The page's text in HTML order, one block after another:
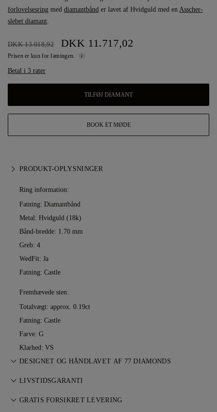
forlovelsesring med diamantbånd er lavet af Hvidguld med en Asscher-
slebet diamant.
DKK 13.018,92 DKK 11.717,02
Prisen er kun for fatningen.
Betal i 3 rater
TILFØJ DIAMANT
BOOK ET MØDE
PRODUKT-OPLYSNINGER
Ring information:
Fatning: Diamantbånd
Metal: Hvidguld (18k)
Bånd-bredde: 1.70 mm
Greb: 4
WedFit: Ja
Fatning: Castle
Fremhævede sten:
Totalvægt: approx. 0.19ct
Fatning: Castle
Farve: G
Klarhed: VS
DESIGNET OG HÅNDLAVET AF 77 DIAMONDS
Smykkekunst perfektioneret af 77 Diamonds — ét design ad
LIVSTIDSGARANTI
Ved køb hos 77 Diamonds får du livstidsgaranti mod
GRATIS FORSIKRET LEVERING